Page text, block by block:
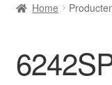
Betalingen
Home